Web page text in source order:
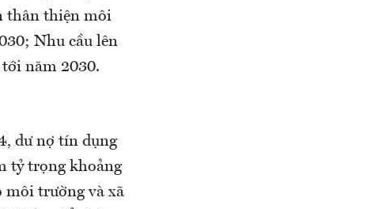
thân thiện môi
Nhu cầu lên
năm 2030.
dư nợ tín dụng
tỷ trọng khoảng
môi trường và xã